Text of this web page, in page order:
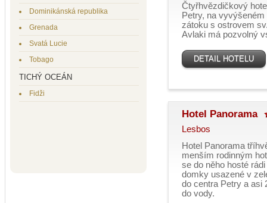
Dominikánská republika
Grenada
Svatá Lucie
Tobago
TICHÝ OCEÁN
Fidži
Čtyřhvězdičkový
Petry, na
zátoku s ostrovem
Avlaki má pozvolný
DETAIL HOTELU
Hotel Panorama
Lesbos
Hotel Panorama
menším rodinným
se do něho hosté
domky usazené v
do centra Petry a asi
do vody.